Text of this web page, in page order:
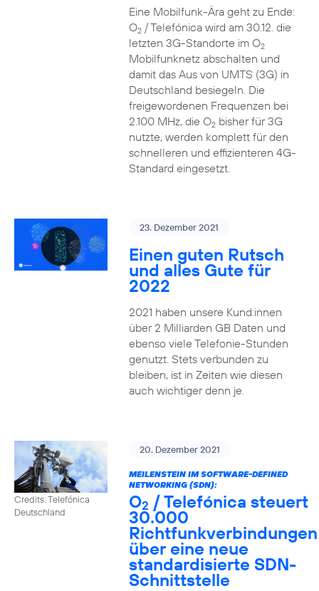
Eine Mobilfunk-Ära geht zu Ende:
O2/ Telefónica wird am 30.12. die
letzten 3G-Standorte im O2
Mobilfunknetz abschalten und
damit das Aus von UMTS (3G) in
Deutschland besiegeln. Die
freigewordenen Frequenzen bei
2.100 MHz, die O2bisher für 3G
nutzte, werden komplett für den
schnelleren und effizienteren 4G-
Standard eingesetzt.
23. Dezember 2021
Einen guten Rutsch
und alles Gute für
2022
2021 haben unsere Kund:innen
über 2 Milliarden GB Daten und
ebenso viele Telefonie-Stunden
genutzt. Stets verbunden zu
bleiben, ist in Zeiten wie diesen
auch wichtiger denn je.
Credits: Telefónica
Deutschland
20. Dezember 2021
MEILENSTEIN IM SOFTWARE-DEFINED
NETWORKING (SDN):
O2 / Telefónica steuert
30.000
Richtfunkverbindungen
über eine neue
standardisierte SDN-
Schnittstelle